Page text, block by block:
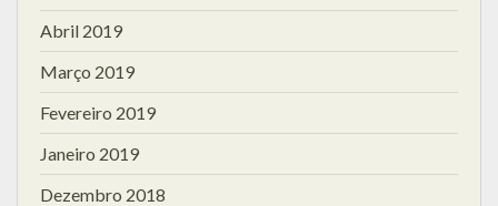
Abril 2019
Março 2019
Fevereiro 2019
Janeiro 2019
Dezembro 2018